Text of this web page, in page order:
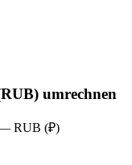
umrechnen
RUB (₽)